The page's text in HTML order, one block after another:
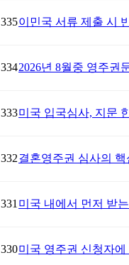
335이민국 서류 제출 시
3342026년 8월중 영주권
333미국 입국심사, 지문
332결혼영주권 심사의
331 미국 내에서 먼저 받
330미국 영주권 신청자